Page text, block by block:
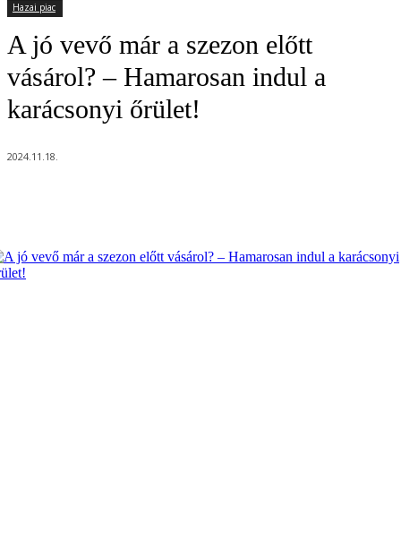
Hazai piac
A jó vevő már a szezon előtt
vásárol? – Hamarosan indul a
karácsonyi őrület!
2024.11.18.